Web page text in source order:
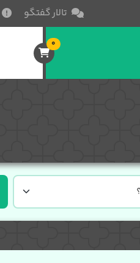
تالار گفتگو
0